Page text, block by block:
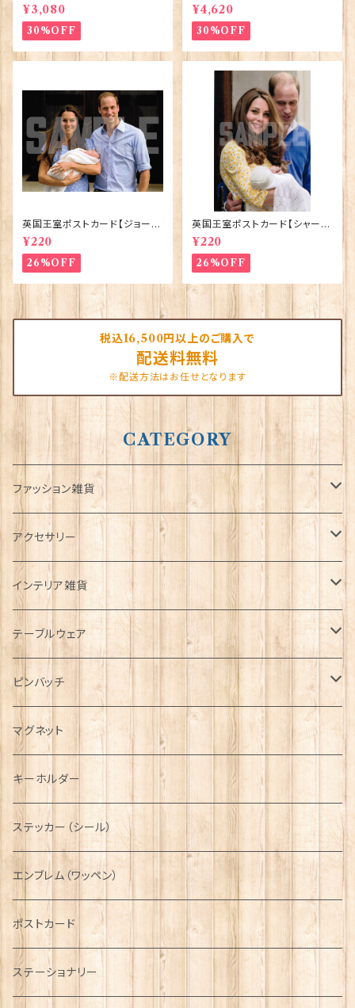
lesⅢ Coronation】Victoria
Eggs 50129
¥3,080
30%OFF
ElizabethⅡ Commemorativ
e】Victoria Eggs 90332
¥4,620
30%OFF
英国王室ポストカード【ジョージ
王子ご誕生】Pageantry Post
card 90183-JEF100
¥220
26%OFF
英国王室ポストカード【シャーロ
ット王女2】Pageantry Postca
rd 90183-JEF202
¥220
26%OFF
税込16,500円以上のご購入で
配送料無料
※配送方法はお任せとなります
CATEGORY
ファッション雑貨
タータンネクタイ
帽子
キャップ
ハンチング帽
キャスケット
ディアストーカー
ニット帽
Tシャツ
マフラー
タータン【Bronte by Moon】
タータン【Glencroft】
ボタンラップマフラー【Aran Traditions】
サッシュ
スカーフ
ファッションマスク
アクセサリー
ORTAK
ブローチ
ペンダント
チャーム
その他のアクセサリー
インテリア雑貨
インテリア置物
ラブスプーン
ラブスプーン【SION LLEWELLYN】
ラブスプーン【PAUL CURTIS】
ファブリック
テーブルウェア
ティータオル
ペーパーナプキン
ティーコジー
その他テーブルウェア
ピンバッチ
ジェネラルデザイン
乗り物
動物＆植物
国旗＆紋章
音楽＆楽器
運動＆人物
シンボル
ミリタリー
NAVY
AIRFORCE
ARMY
ピューター
マグネット
キーホルダー
ステッカー（シール）
エンブレム（ワッペン）
ポストカード
ステーショナリー